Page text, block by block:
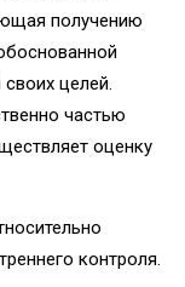
получению
целей.
частью
оценку
контроля.